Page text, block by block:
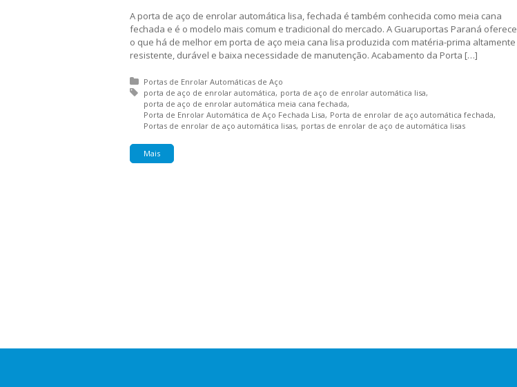
A porta de aço de enrolar automática lisa, fechada é também conhecida como meia cana
fechada e é o modelo mais comum e tradicional do mercado. A Guaruportas Paraná oferece
o que há de melhor em porta de aço meia cana lisa produzida com matéria-prima altamente
resistente, durável e baixa necessidade de manutenção. Acabamento da Porta […]
Posted in:
Portas de Enrolar Automáticas de Aço
Tagged with:
porta de aço de enrolar automática porta de aço de enrolar automática lisa
porta de aço de enrolar automática meia cana fechada
Porta de Enrolar Automática de Aço Fechada Lisa Porta de enrolar de aço automática fechada
Portas de enrolar de aço automática lisas portas de enrolar de aço de automática lisas
Mais